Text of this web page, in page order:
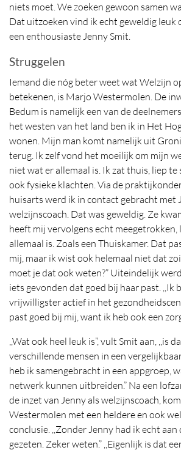
niets moet. We zoeken gewoon samen
Dat uitzoeken vind ik echt geweldig leuk
een enthousiaste Jenny Smit.
Struggelen
Iemand die nóg beter weet wat Welzijn
betekenen, is Marjo Westermolen. De
Bedum is namelijk een van de
het westen van het land ben ik in Het
wonen. Mijn man komt namelijk uit
terug. Ik zelf vond het moeilijk om mijn
niet wat er allemaal is. Ik zat thuis, liep te
ook fysieke klachten. Via de
huisarts werd ik in contact gebracht met
welzijnscoach. Dat was geweldig. Ze
heeft mij vervolgens echt meegetrokken,
allemaal is. Zoals een Thuiskamer. Dat
mij, maar ik wist ook helemaal niet dat
moet je dat ook weten?” Uiteindelijk
iets gevonden dat goed bij haar past. ,,Ik
vrijwilligster actief in het
past goed bij mij, want ik heb ook een
,,Wat ook heel leuk is”, vult Smit aan, ,,is
verschillende mensen in een
heb ik samengebracht in een appgroep,
netwerk kunnen uitbreiden.” Na een
de inzet van Jenny als welzijnscoach,
Westermolen met een heldere en ook
conclusie. ,,Zonder Jenny had ik echt aan
gezeten. Zeker weten.” ,,Eigenlijk is dat